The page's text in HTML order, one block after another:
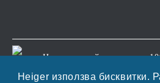
Heiger използва бисквитки.
GDPR Нашият онлайн магазин е